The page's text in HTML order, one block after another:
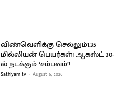
விண்வெளிக்கு செல்லும்1.35
மில்லியன் பெயர்கள்! ஆகஸ்ட் 30-
ல் நடக்கும் ‘சம்பவம்’!
Sathiyam tv - August 6, 2026